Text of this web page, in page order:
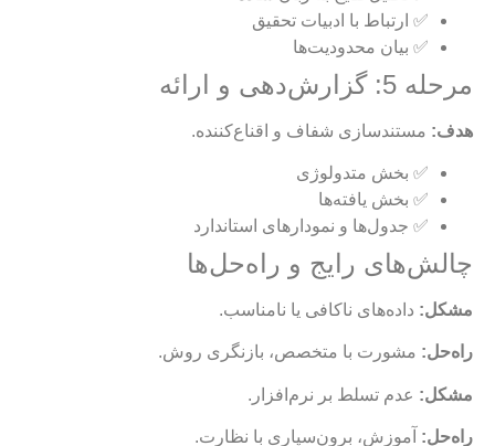
✅ ارتباط با ادبیات تحقیق
✅ بیان محدودیت‌ها
مرحله 5: گزارش‌دهی و ارائه
هدف: مستندسازی شفاف و اقناع‌کننده.
✅ بخش متدولوژی
✅ بخش یافته‌ها
✅ جدول‌ها و نمودارهای استاندارد
چالش‌های رایج و راه‌حل‌ها
مشکل: داده‌های ناکافی یا نامناسب.
راه‌حل: مشورت با متخصص، بازنگری روش.
مشکل: عدم تسلط بر نرم‌افزار.
راه‌حل: آموزش، برون‌سپاری با نظارت.